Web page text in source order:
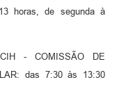
horas, de segunda à
- COMISSÃO DE
das 7:30 às 13:30